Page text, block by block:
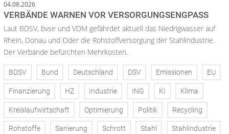
04.08.2026
VERBÄNDE WARNEN VOR VERSORGUNGSENGPASS
Laut BDSV, bvse und VDM gefährdet aktuell das Niedrigwasser auf
Rhein, Donau und Oder die Rohstoffversorgung der Stahlindustrie.
Der Verbände befürchten Mehrkosten.
BDSV Bund Deutschland DSV Emissionen EU
Finanzierung HZ Industrie ING KI Klima
Kreislaufwirtschaft Optimierung Politik Recycling
Rohstoffe Sanierung Schrott Stahl Stahlindustrie